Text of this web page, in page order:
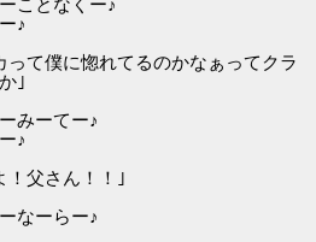
♪
って僕に惚れてるのかなぁってクラ
｣
みーてー♪
♪
！父さん！！｣
なーらー♪